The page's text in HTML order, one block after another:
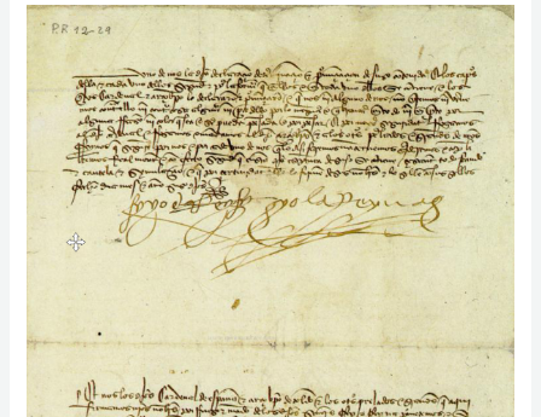
Tordesillas
1494
digitalizado
en